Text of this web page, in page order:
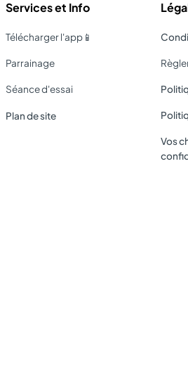
Services et Info
Télécharger l'app📱
Parrainage
Séance d'essai
Plan de site
Vos